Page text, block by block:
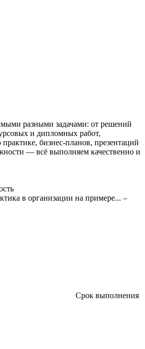
разными задачами: от решений
и дипломных работ,
бизнес-планов, презентаций
— всё выполняем качественно и
в организации на примере... –
Срок выполнения